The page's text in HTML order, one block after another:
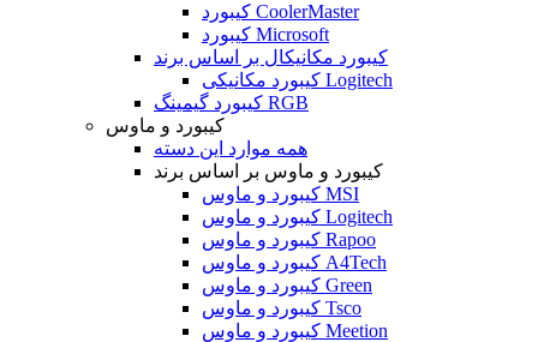
کیبورد CoolerMaster
کیبورد Microsoft
کیبورد مکانیکال بر اساس برند
کیبورد مکانیکی Logitech
کیبورد گیمینگ RGB
کیبورد و ماوس
همه موارد این دسته
کیبورد و ماوس بر اساس برند
کیبورد و ماوس MSI
کیبورد و ماوس Logitech
کیبورد و ماوس Rapoo
کیبورد و ماوس A4Tech
کیبورد و ماوس Green
کیبورد و ماوس Tsco
کیبورد و ماوس Meetion